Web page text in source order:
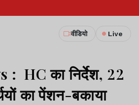
वीडियो Live
: HC का निर्देश, 22
का पेंशन-बकाया